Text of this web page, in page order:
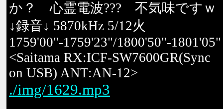
か？ 心霊電波??? 不気味ですｗ
↓録音↓ 5870kHz 5/12火
1759'00"-1759'23"/1800'50"-1801'05"
<Saitama RX:ICF-SW7600GR(Sync
on USB) ANT:AN-12>
./img/1629.mp3